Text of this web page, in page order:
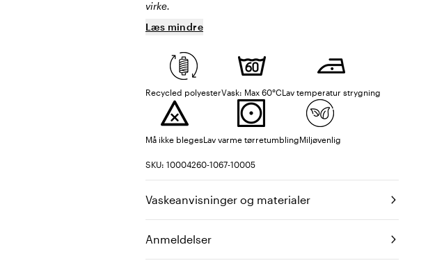
virke.
Læs mindre
Recycled polyesterVask: Max 60°CLav temperatur strygning
Må ikke blegesLav varme tørretumblingMiljøvenlig
SKU: 10004260-1067-10005
Vaskeanvisninger og materialer
Anmeldelser